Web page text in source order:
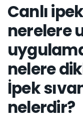
Canlı
nerelere
nelere
İpek
nelerdir?